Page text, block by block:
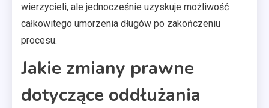
wierzycieli, ale jednocześnie uzyskuje możliwość
całkowitego umorzenia długów po zakończeniu
procesu.
Jakie zmiany prawne
dotyczące oddłużania